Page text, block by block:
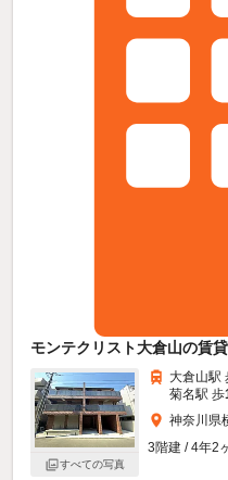
モンテクリスト大倉山の賃
すべての写真
大倉山駅
菊名駅 歩
神奈川県
3階建 / 4年2